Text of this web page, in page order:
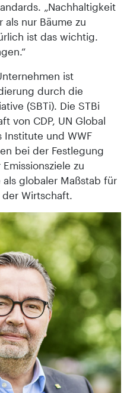
„Nachhaltigkeit
nur Bäume zu
ist das wichtig.
ist
durch die
(SBTi). Die STBi
von CDP, UN Global
Institute und WWF
bei der Festlegung
zu
globaler Maßstab für
Wirtschaft.